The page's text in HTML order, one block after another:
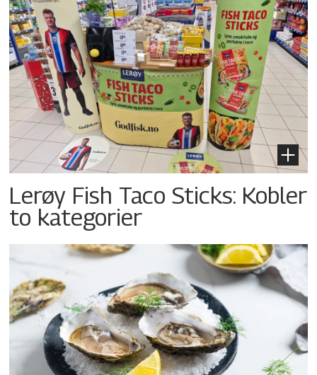
Lerøy Fish Taco Sticks: Kobler
to kategorier